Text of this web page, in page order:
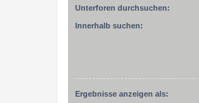
Unterforen durchsuchen:
Innerhalb suchen:
Ergebnisse anzeigen als: